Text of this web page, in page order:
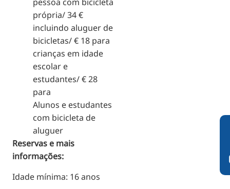
própria/ 34 €
incluindo aluguer de
bicicletas/ € 18 para
crianças em idade
escolar e
estudantes/ € 28
para
Alunos e estudantes
com bicicleta de
aluguer
Reservas e mais
informações:
Idade mínima: 16 anos